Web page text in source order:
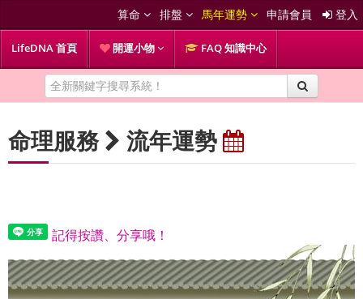
算命 排盤 馬年運勢 申請會員 登入
LifeDNA 首頁 開運小物 FAQ 知識中心
命理服務 流年運勢
記得按讚、分享哦！